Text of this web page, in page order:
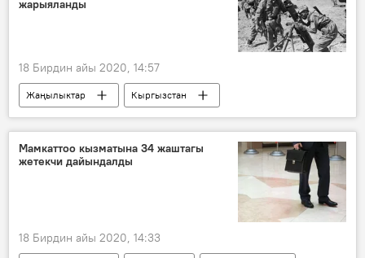
Коронавируска байланыштуу Кыргызстандагы кырдаал
жарыяланды
18 Бирдин айы 2020, 14:57
Жаңылыктар
Кыргызстан
Маданият
тасма
Баткен окуясы
Маданият, маалымат жана туризм министрлиги
сынак
Мамкаттоо кызматына 34 жаштагы
жетекчи дайындалды
18 Бирдин айы 2020, 14:33